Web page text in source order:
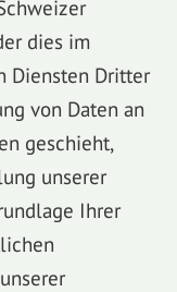
dies im
Diensten Dritter
von Daten an
geschieht,
unserer
Ihrer